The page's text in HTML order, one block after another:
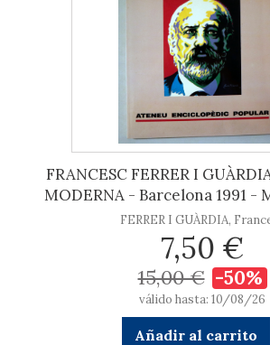
FRANCESC FERRER I
MODERNA - Barcelona 1991 -
FERRER I GUÀRDIA,
7,50 €
15,00 € -50%
válido hasta: 10/08/26
Añadir al carrito